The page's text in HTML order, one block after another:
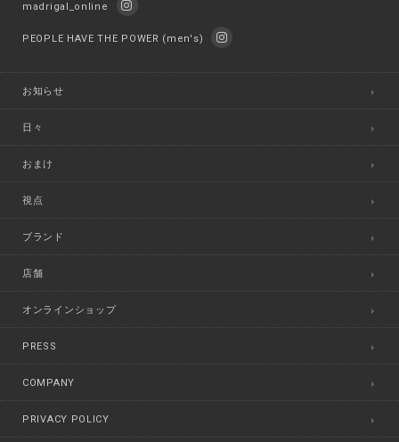
madrigal_online
PEOPLE HAVE THE POWER (men's)
お知らせ
日々
おまけ
視点
ブランド
店舗
オンラインショップ
PRESS
COMPANY
PRIVACY POLICY